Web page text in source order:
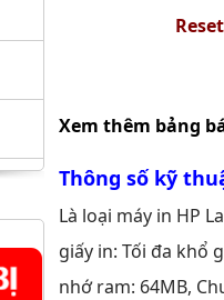
Xem thêm bảng
Thông số kỹ
Là loại máy in HP
giấy in: Tối đa khổ
nhớ ram: 64MB,